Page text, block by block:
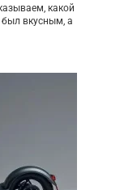
какой
вкусным, а